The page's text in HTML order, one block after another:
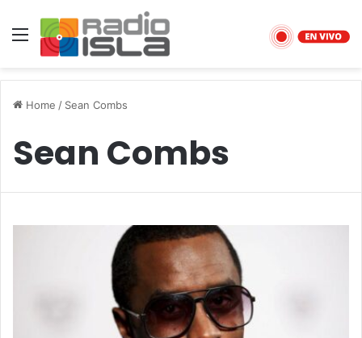
Menu
Home / Sean Combs
Sean Combs